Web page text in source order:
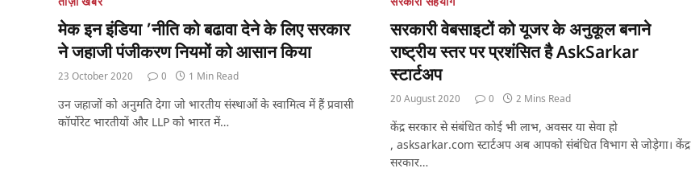
मेक इन इंडिया ’नीति को बढावा देने के लिए सरकार
ने जहाजी पंजीकरण नियमों को आसान किया
23 October 2020 0 1 Min Read
उन जहाजों को अनुमति देगा जो भारतीय संस्थाओं के स्वामित्व में हैं प्रवासी
कॉर्पोरेट भारतीयों और LLP को भारत में…
सरकारी वेबसाइटों को यूजर के अनुकूल बनाने
राष्ट्रीय स्तर पर प्रशंसित है AskSarkar
स्टार्टअप
20 August 2020 0 2 Mins Read
केंद्र सरकार से संबंधित कोई भी लाभ, अवसर या सेवा हो
, asksarkar.com स्टार्टअप अब आपको संबंधित विभाग से जोड़ेगा। केंद्र
सरकार…